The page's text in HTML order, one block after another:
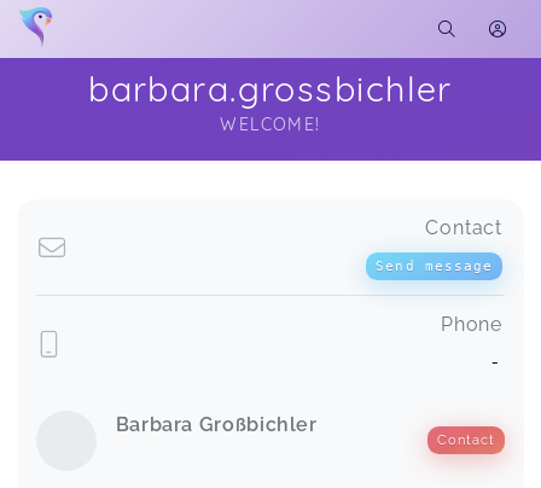
barbara.grossbichler
WELCOME!
Contact
Send message
Phone
-
Barbara Großbichler
Contact